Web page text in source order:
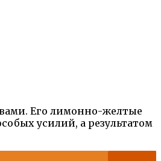
Его лимонно-желтые
усилий, а результатом